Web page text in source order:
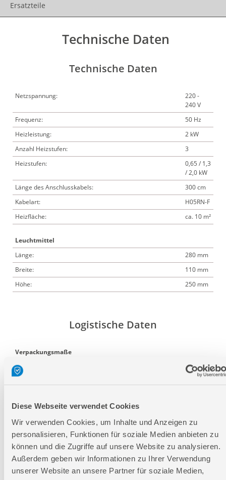
Diese Webseite verwendet Cookies
Wir verwenden Cookies, um Inhalte und Anzeigen zu
personalisieren, Funktionen für soziale Medien anbieten zu
können und die Zugriffe auf unsere Website zu analysieren.
Außerdem geben wir Informationen zu Ihrer Verwendung
unserer Website an unsere Partner für soziale Medien,
Ersatzteile
Technische Daten
Technische Daten
Netzspannung:
220 -
240 V
Frequenz:
50 Hz
Heizleistung:
2 kW
Anzahl Heizstufen:
3
Heizstufen:
0,65 / 1,3
/ 2,0 kW
Länge des Anschlusskabels:
300 cm
Kabelart:
H05RN-F
Heizfläche:
ca. 10 m²
Leuchtmittel
Länge:
280 mm
Breite:
110 mm
Höhe:
250 mm
Logistische Daten
Verpackungsmaße
Länge
285 mm
Nettogewicht:
0,864 kg
Bruttogewicht:
1,07 kg
GTIN:
4015671197719
Artikelnummer:
73050